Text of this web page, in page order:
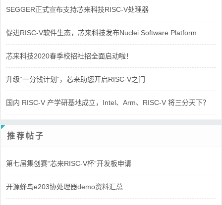
SEGGER正式宣布支持芯来科技RISC-V处理器
促进RISC-V软件生态，芯来科技发布Nuclei Software Platform
芯来科技2020春季校招社招全面启动啦！
升级“一分钱计划”，芯来助您开启RISC-V之门
国内 RISC-V 产学研基地成立，Intel、Arm、RISC-V 将三分天下？
推荐帖子
第七届集创赛“芯来RISC-V杯”开发板申请
开源蜂鸟e203协处理器demo资料汇总